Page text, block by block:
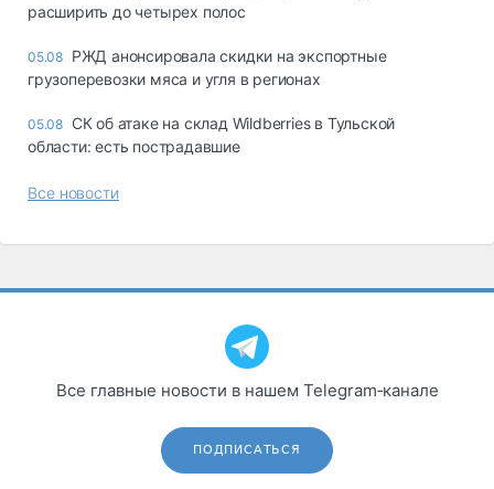
расширить до четырех полос
05.08 РЖД анонсировала скидки на экспортные
грузоперевозки мяса и угля в регионах
05.08 СК об атаке на склад Wildberries в Тульской
области: есть пострадавшие
Все новости
Все главные новости в нашем Telegram‑канале
ПОДПИСАТЬСЯ